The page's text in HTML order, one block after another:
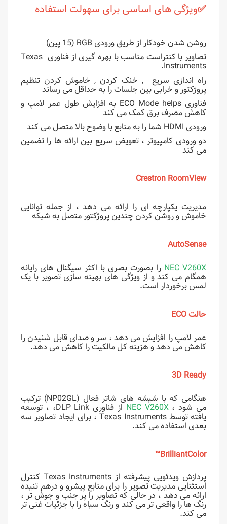
✅ویژگی های اساسی برای سهولت استفاده
روشن شدن خودکار از طریق ورودی RGB (15 پین)
تصاویر با کنتراست مناسب با بهره گیری از فناوری Texas
Instruments.
راه اندازی سریع , خنک کردن , خاموش کردن تنظیم
پروژکتور و خرابی بین جلسات را به حداقل می رساند
فناوری ECO Mode helps به افزایش طول عمر لامپ و
کاهش مصرف برق کمک می کند
ورودی HDMI شما را به منابع با وضوح بالا متصل می کند
دو ورودی کامپیوتر ، تعویض سریع بین ارائه ها را تضمین
می کند
Crestron RoomView
مدیریت یکپارچه ای را ارائه می دهد ، از جمله توانایی
خاموش و روشن کردن چندین پروژکتور متصل به شبکه
AutoSense
NEC V260X را بصورت بصری با اکثر سیگنال های رایانه
همگام می کند و از ویژگی های بهینه سازی تصویر با یک
لمس برخوردار است.
حالت ECO
عمر لامپ را افزایش می دهد ، سر و صدای قابل شنیدن را
کاهش می دهد و هزینه کل مالکیت را کاهش می دهد.
3D Ready
هنگامی که با شیشه های شاتر فعال (NP02GL) ترکیب
می شود ،NEC V260X از فناوری DLP Link، ، توسعه
یافته توسط Texas Instruments ، برای ایجاد تصاویر سه
بعدی استفاده می کند.
BrilliantColor™
پردازش ویدئویی پیشرفته از Texas Instruments کنترل
استثنایی مدیریت تصویر را برای منابع پیشرو و درهم تنیده
ارائه می دهد ، در حالی که تصاویر را پر جنب و جوش تر ،
رنگ ها را واقعی تر می کند و رنگ سیاه را با جزئیات غنی تر
می کند.